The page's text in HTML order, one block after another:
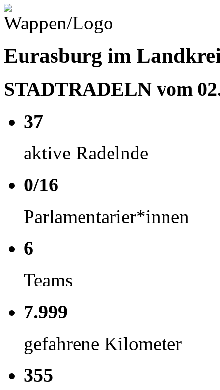
Eurasburg im
STADTRADELN vom
37
aktive Radelnde
0/16
Parlamentarier*innen
6
Teams
7.999
gefahrene Kilometer
355